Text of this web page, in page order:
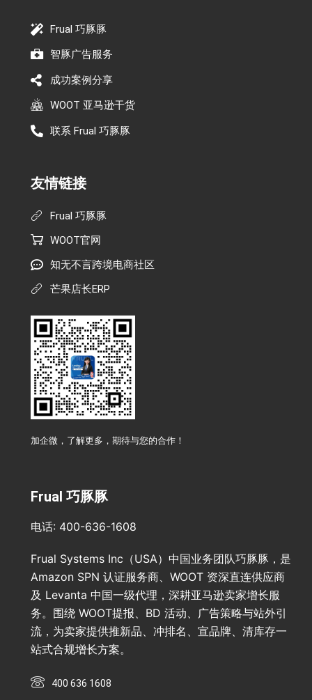
Frual 巧豚豚
智豚广告服务
成功案例分享
WOOT 亚马逊干货
联系 Frual 巧豚豚
友情链接
Frual 巧豚豚
WOOT官网
知无不言跨境电商社区
芒果店长ERP
加企微，了解更多，期待与您的合作！
Frual 巧豚豚
电话: 400-636-1608
Frual Systems Inc（USA）中国业务团队巧豚豚，是
Amazon SPN 认证服务商、WOOT 资深直连供应商
及 Levanta 中国一级代理，深耕亚马逊卖家增长服
务。围绕 WOOT提报、BD 活动、广告策略与站外引
流，为卖家提供推新品、冲排名、宣品牌、清库存一
站式合规增长方案。
400 636 1608